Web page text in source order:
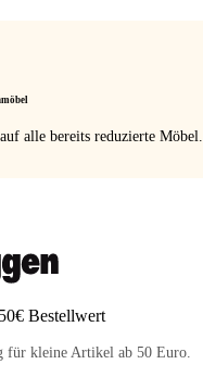
alle bereits reduzierte Möbel.
Bestellwert
für kleine Artikel ab 50 Euro.